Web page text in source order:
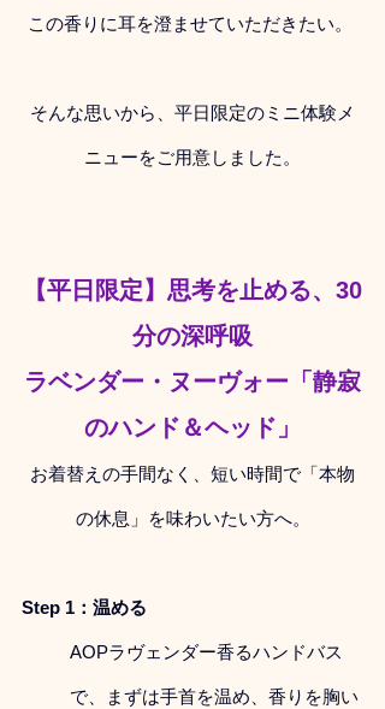
この香りに耳を澄ませていただきたい。
そんな思いから、平日限定のミニ体験メ
ニューをご用意しました。
【平日限定】思考を止める、30
分の深呼吸
ラベンダー・ヌーヴォー「静寂
のハンド＆ヘッド」
お着替えの手間なく、短い時間で「本物
の休息」を味わいたい方へ。
Step 1：温める
AOPラヴェンダー香るハンドバス
で、まずは手首を温め、香りを胸い